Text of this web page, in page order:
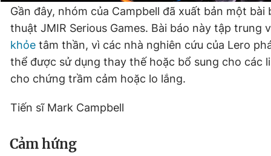
Giấy phép xuất bản số 110/GP - BTTTT cấp ngày 24.3.2020
© 2003-2026 Bản quyền thuộc về Báo Thanh Niên. Cấm sao
chép dưới mọi hình thức nếu không có sự chấp thuận bằng văn
bản. Phát triển bởi ePi Technologies, JSC.
Gần đây, nhóm của Campbell đã xuất bản một
thuật JMIR Serious Games. Bài báo này tập trung
khỏe tâm thần, vì các nhà nghiên cứu của Lero
thể được sử dụng thay thế hoặc bổ sung cho các
cho chứng trầm cảm hoặc lo lắng.
Tiến sĩ Mark Campbell
Cảm hứng